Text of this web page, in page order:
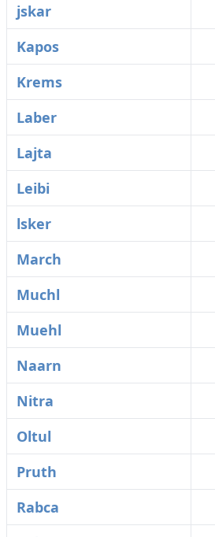
jskar
Kapos
Krems
Laber
Lajta
Leibi
lsker
March
Muchl
Muehl
Naarn
Nitra
Oltul
Pruth
Rabca